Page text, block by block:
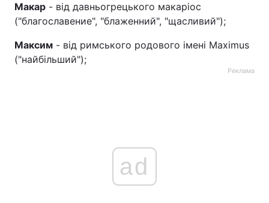
Макар - від давньогрецького макаріос
("благославение", "блаженний", "щасливий");
Максим - від римського родового імені Maximus
("найбільший");
Реклама
ad